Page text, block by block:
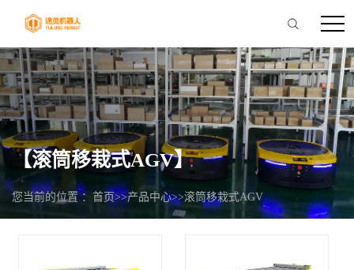
【滚筒移栽式AGV】
您当前的位置 ： 首页>>产品中心>>滚筒移栽式AGV